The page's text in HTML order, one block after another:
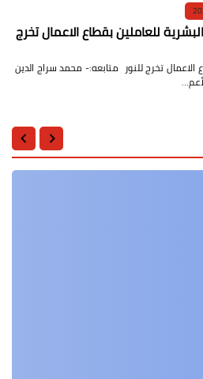
للعاملين بقطاع الاعمال تخرج
الاعمال تخرج للنور متابعه:- محمد سراج الدين